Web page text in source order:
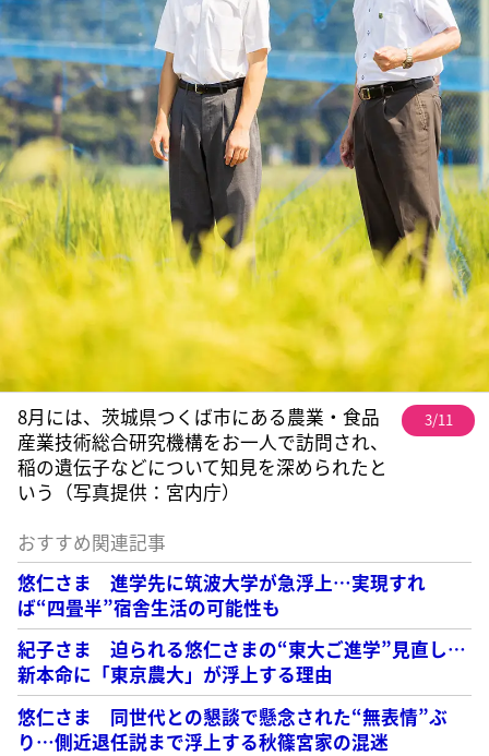
8月には、茨城県つくば市にある農業・食品
産業技術総合研究機構をお一人で訪問され、
稲の遺伝子などについて知見を深められたと
いう（写真提供：宮内庁）
3/11
おすすめ関連記事
悠仁さま 進学先に筑波大学が急浮上…実現すれ
ば“四畳半”宿舎生活の可能性も
紀子さま 迫られる悠仁さまの“東大ご進学”見直し…
新本命に「東京農大」が浮上する理由
悠仁さま 同世代との懇談で懸念された“無表情”ぶ
り…側近退任説まで浮上する秋篠宮家の混迷